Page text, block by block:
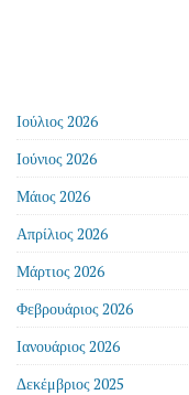
Ιούλιος 2026
Ιούνιος 2026
Μάιος 2026
Απρίλιος 2026
Μάρτιος 2026
Φεβρουάριος 2026
Ιανουάριος 2026
Δεκέμβριος 2025